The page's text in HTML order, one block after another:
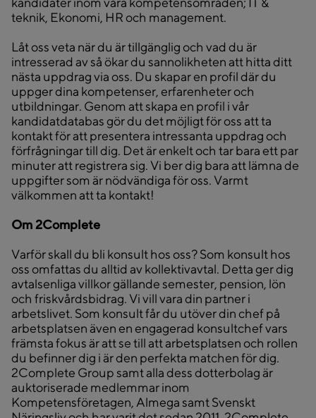
teknik, Ekonomi, HR och management.
Låt oss veta när du är tillgänglig och vad du är
intresserad av så ökar du sannolikheten att hitta ditt
nästa uppdrag via oss. Du skapar en profil där du
uppger dina kompetenser, erfarenheter och
utbildningar. Genom att skapa en profil i vår
kandidatdatabas gör du det möjligt för oss att ta
kontakt för att presentera intressanta uppdrag och
förfrågningar till dig. Det är enkelt och tar bara ett par
minuter att registrera sig. Vi ber dig bara att lämna de
uppgifter som är nödvändiga för oss. Varmt
välkommen att ta kontakt!
Om 2Complete
Varför skall du bli konsult hos oss? Som konsult hos
oss omfattas du alltid av kollektivavtal. Detta ger dig
avtalsenliga villkor gällande semester, pension, lön
och friskvårdsbidrag. Vi vill vara din partner i
arbetslivet. Som konsult får du utöver din chef på
arbetsplatsen även en engagerad konsultchef vars
främsta fokus är att se till att arbetsplatsen och rollen
du befinner dig i är den perfekta matchen för dig.
2Complete Group samt alla dess dotterbolag är
auktoriserade medlemmar inom
Kompetensföretagen, Almega samt Svenskt